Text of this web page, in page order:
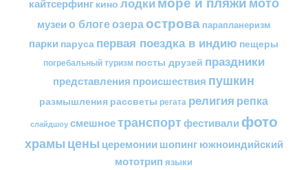
кайтсерфинг кино
музеи о блогеозераострова парапланеризм
парки паруса первая поездка в индию пещеры
погребальный туризм посты друзей праздники
представления происшествия пушкин
размышления рассветы регата религия репка
слайдшоу смешноетранспортфестивали фото
храмы цены церемонии шопингюжноиндийский
мототрип языки